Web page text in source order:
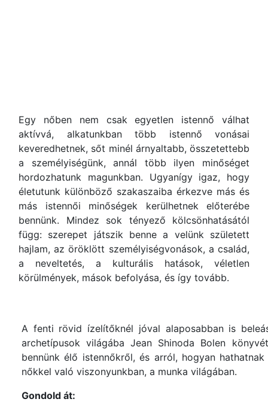
Egy nőben nem csak egyetlen istennő válhat
aktívvá, alkatunkban több istennő vonásai
keveredhetnek, sőt minél árnyaltabb, összetettebb
a személyiségünk, annál több ilyen minőséget
hordozhatunk magunkban. Ugyanígy igaz, hogy
életutunk különböző szakaszaiba érkezve más és
más istennői minőségek kerülhetnek előterébe
bennünk. Mindez sok tényező kölcsönhatásától
függ: szerepet játszik benne a velünk született
hajlam, az öröklött személyiségvonások, a család,
a neveltetés, a kulturális hatások, véletlen
körülmények, mások befolyása, és így tovább.
A fenti rövid ízelítőknél jóval alaposabban is
archetípusok világába Jean Shinoda Bolen
bennünk élő istennőkről, és arról, hogyan
nőkkel való viszonyunkban, a munka világában.
Gondold át: